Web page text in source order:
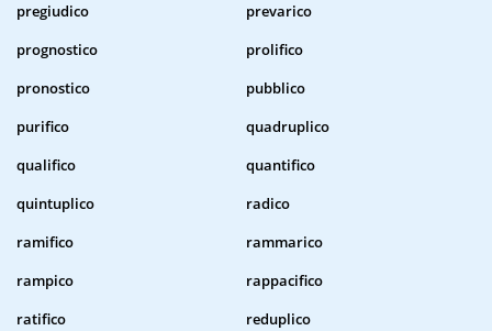
pregiudico
prevarico
prognostico
prolifico
pronostico
pubblico
purifico
quadruplico
qualifico
quantifico
quintuplico
radico
ramifico
rammarico
rampico
rappacifico
ratifico
reduplico